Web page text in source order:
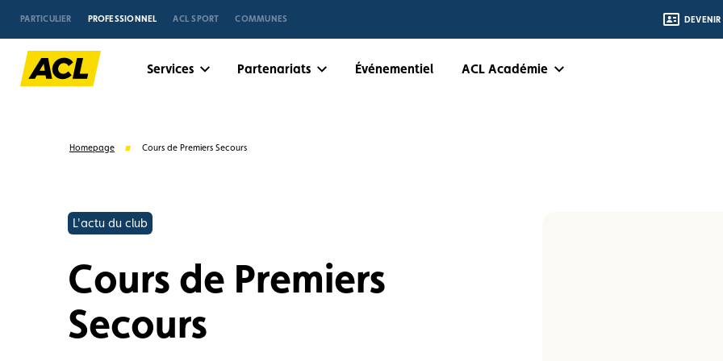
PARTICULIER PROFESSIONNEL ACL SPORT COMMUNES
Services Partenariats Événementiel ACL Académie
Suggestions
Homepage Cours de Premiers Secours
L'actu du club
Cours de Premiers
Secours